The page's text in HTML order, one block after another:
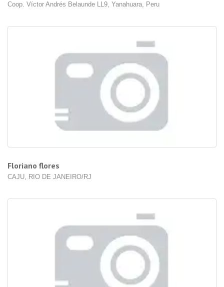
Coop. Víctor Andrés Belaunde LL9, Yanahuara, Peru
Floriano flores
CAJU, RIO DE JANEIRO/RJ